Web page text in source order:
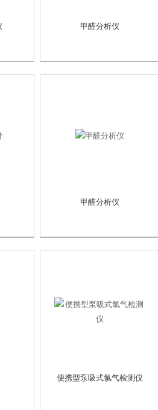
甲醛分析仪
甲醛分析仪
便携型泵吸式氯气检测仪